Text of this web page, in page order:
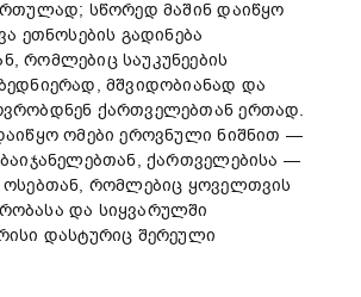
სწორედ მაშინ დაიწყო
ეთნოსების გადინება
რომლებიც საუკუნეების
მშვიდობიანად და
ქართველებთან ერთად.
ომები ეროვნული ნიშნით —
ქართველებისა —
ოსებთან, რომლებიც ყოველთვის
და სიყვარულში
დასტურიც შერეული